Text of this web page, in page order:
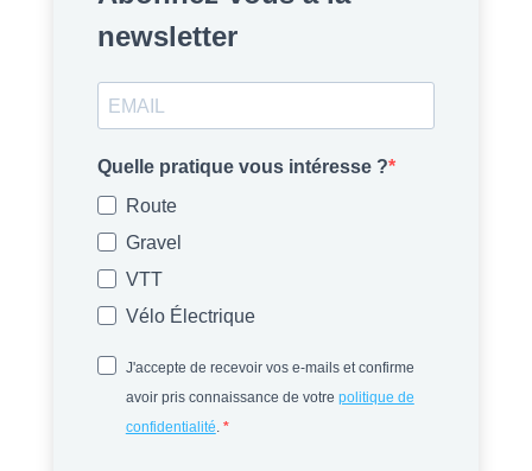
newsletter
Quelle pratique vous intéresse ?
Route
Gravel
VTT
Vélo Électrique
J'accepte de recevoir vos e-mails et confirme
avoir pris connaissance de votre politique de
confidentialité.